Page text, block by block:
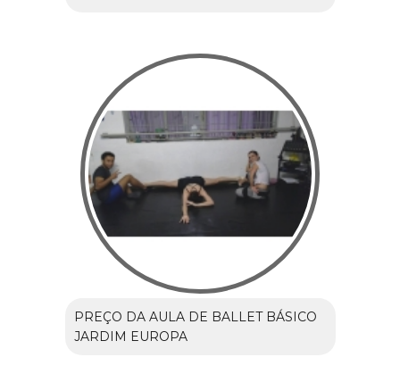
PREÇO DA AULA DE BALLET BÁSICO
JARDIM EUROPA